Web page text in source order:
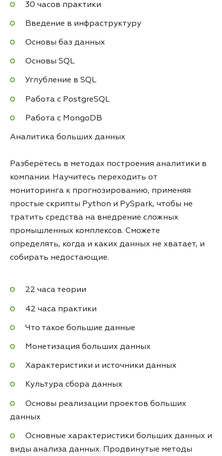
30 часов практики
Введение в инфраструктуру
Основы баз данных
Основы SQL
Углубление в SQL
Работа с PostgreSQL
Работа с MongoDB
Аналитика больших данных
Разберётесь в методах построения аналитики в
компании. Научитесь переходить от
мониторинга к прогнозированию, применяя
простые скрипты Python и PySpark, чтобы не
тратить средства на внедрение сложных
промышленных комплексов. Сможете
определять, когда и каких данных не хватает, и
собирать недостающие.
22 часа теории
42 часа практики
Что такое большие данные
Монетизация больших данных
Характеристики и источники данных
Культура сбора данных
Основы реализации проектов больших
данных
Основные характеристики больших данных и
виды анализа данных. Продвинутые методы